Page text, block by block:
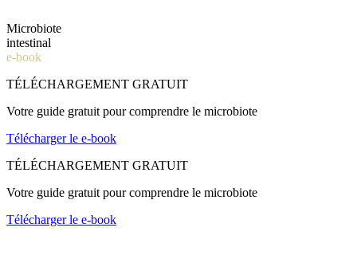
Microbiote
intestinal
e-book
TÉLÉCHARGEMENT GRATUIT
Votre guide gratuit pour comprendre le microbiote
Télécharger le e-book
TÉLÉCHARGEMENT GRATUIT
Votre guide gratuit pour comprendre le microbiote
Télécharger le e-book